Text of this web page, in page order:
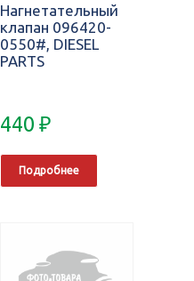
Нагнетательный
клапан 096420-
0550#, DIESEL
PARTS
440₽
Подробнее